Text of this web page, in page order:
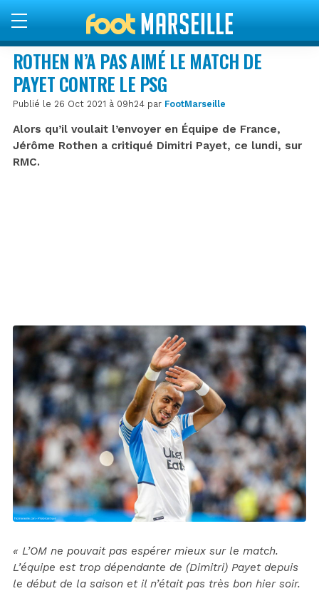
ROTHEN N’A PAS AIMÉ LE MATCH DE
PAYET CONTRE LE PSG
Publié le 26 Oct 2021 à 09h24 par FootMarseille
Alors qu’il voulait l’envoyer en Équipe de France,
Jérôme Rothen a critiqué Dimitri Payet, ce lundi, sur
RMC.
« L’OM ne pouvait pas espérer mieux sur le match.
L’équipe est trop dépendante de (Dimitri) Payet depuis
le début de la saison et il n’était pas très bon hier soir.